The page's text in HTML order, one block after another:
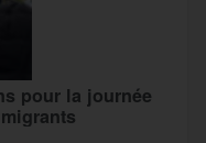
pour la journée